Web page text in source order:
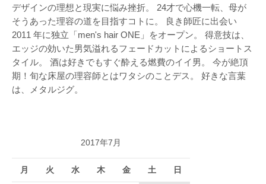
デザインの理想と現実に悩み挫折。 24才で心機一転、母が
そうあった理容の道を目指すコトに。 良き師匠に出会い
2011 年に独立「men's hair ONE」をオープン。 得意技は、
エッジの効いた男気溢れるフェードカットによるショートス
タイル。 酒は好きでもすぐ酔える燃費のイイ男。 今が絶頂
期！旬な床屋の理容師とはワタシのことデス。 好きな言葉
は、メタルジグ。
2017年7月
月 火 水 木 金 土 日